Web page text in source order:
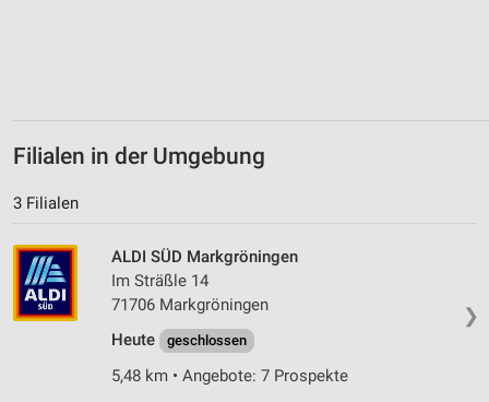
Filialen in der Umgebung
3 Filialen
❯
ALDI SÜD Markgröningen
Im Sträßle 14
71706 Markgröningen
Heute
geschlossen
5,48 km • Angebote: 7 Prospekte